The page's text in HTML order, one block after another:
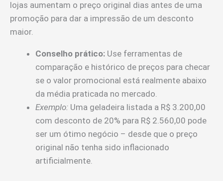
lojas aumentam o preço original dias antes de uma
promoção para dar a impressão de um desconto
maior.
Conselho prático: Use ferramentas de
comparação e histórico de preços para checar
se o valor promocional está realmente abaixo
da média praticada no mercado.
Exemplo: Uma geladeira listada a R$ 3.200,00
com desconto de 20% para R$ 2.560,00 pode
ser um ótimo negócio – desde que o preço
original não tenha sido inflacionado
artificialmente.